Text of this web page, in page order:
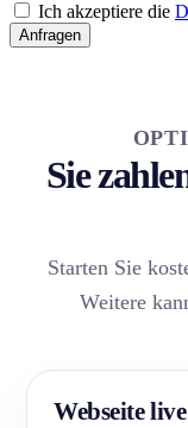
Ich akzeptiere die
Anfragen
Sie
Starten Sie
Weitere
Webseite